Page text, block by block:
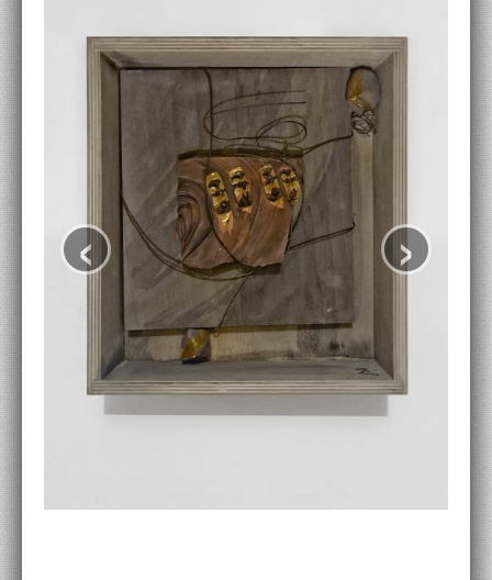
ACCADEMIA NAZIONALE DI SAN LUCA
POLITECNICO DI BARI
BIBLIOTECA FRANCESCO MOSCHINI
A.A.M. ARCHITETTURA ARTE MODERNA
RECENSIONI GENERALI
MOSTRE
ARTISTI
DUETTI / DUELLI
‹ ›